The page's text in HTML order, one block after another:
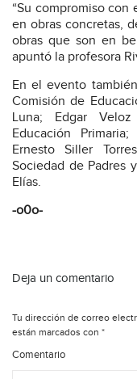
“Su compromiso con
en obras concretas,
obras que son en
apuntó la profesora
En el evento
Comisión de
Luna; Edgar
Educación
Ernesto Siller
Sociedad de Padres
Elías.
-o0o-
Deja un comentario
Tu dirección de correo
están marcados con *
Comentario